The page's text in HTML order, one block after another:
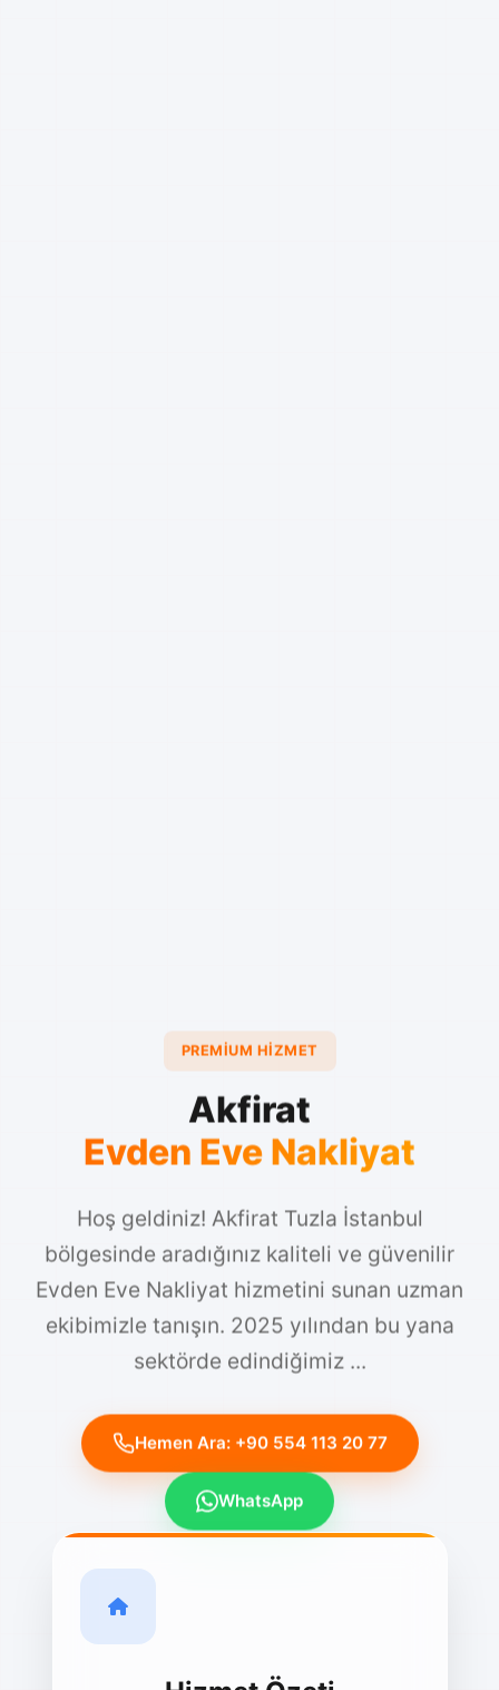
PREMIUM HIZMET
Akfirat
Evden Eve Nakliyat
Hoş geldiniz! Akfirat Tuzla İstanbul
bölgesinde aradığınız kaliteli ve güvenilir
Evden Eve Nakliyat hizmetini sunan uzman
ekibimizle tanışın. 2025 yılından bu yana
sektörde edindiğimiz ...